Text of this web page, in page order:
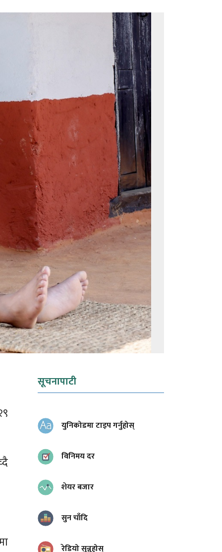
सूचनापाटी
युनिकोडमा टाइप गर्नुहोस्
विनिमय दर
शेयर बजार
सुन चाँदि
रेडियो सुन्नुहोस्